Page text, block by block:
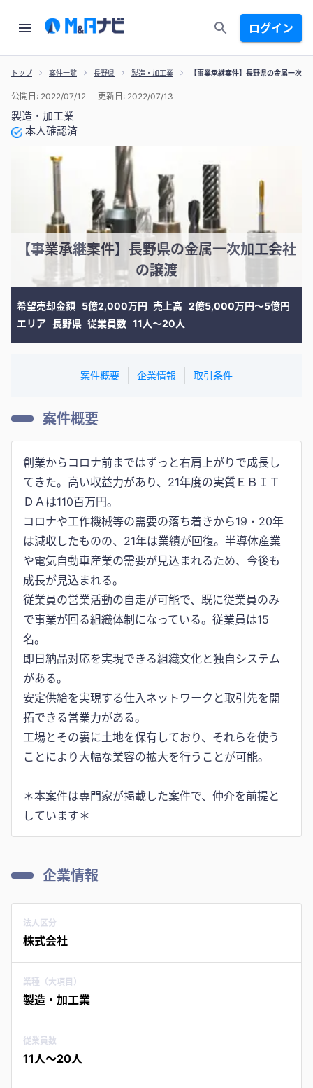
ログイン
トップ 案件一覧 長野県 製造・加工業 【事業承継案件】長野県の金属一次加
製造・加工業
本人確認済
公開日: 2022/07/12 更新日: 2022/07/13
【事業承継案件】長野県の金属一次加工会社
の譲渡
希望売却金額 5億2,000万円 売上高 2億5,000万円〜5億円
エリア 長野県 従業員数 11人〜20人
案件概要 企業情報 取引条件
案件概要
創業からコロナ前まではずっと右肩上がりで成長し
てきた。高い収益力があり、21年度の実質ＥＢＩＴ
ＤＡは110百万円。
コロナや工作機械等の需要の落ち着きから19・20年
は減収したものの、21年は業績が回復。半導体産業
や電気自動車産業の需要が見込まれるため、今後も
成長が見込まれる。
従業員の営業活動の自走が可能で、既に従業員のみ
で事業が回る組織体制になっている。従業員は15
名。
即日納品対応を実現できる組織文化と独自システム
がある。
安定供給を実現する仕入ネットワークと取引先を開
拓できる営業力がある。
工場とその裏に土地を保有しており、それらを使う
ことにより大幅な業容の拡大を行うことが可能。
＊本案件は専門家が掲載した案件で、仲介を前提と
しています＊
企業情報
法人区分
株式会社
業種（大項目）
製造・加工業
従業員数
11人〜20人